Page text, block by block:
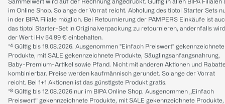
im Online Shop. Solange der Vorrat reicht. Abholung des tiptoi Starter Sets
in der BIPA Filiale möglich. Bei Retournierung der PAMPERS Einkäufe ist
das tiptoi Starter-Set in Originalverpackung zu retournieren, andernfalls wird
der Wert iHv 54.99 € einbehalten.
*⁴ Gültig bis 19.08.2026. Ausgenommen "Einfach Preiswert" gekennzeichnete
Produkte, mit SALE gekennzeichnete Produkte, Säuglingsanfangsnahrung,
Baby-Premium-Artikel sowie Pfand. Nicht mit anderen Aktionen und
kombinierbar. Preise werden kaufmännisch gerundet. Solange der Vorrat
reicht. Bei 1+1 Aktionen ist das günstigste Produkt gratis.
*⁸ Gültig bis 12.08.2026 nur im BIPA Online Shop. Ausgenommen „Einfach
Preiswert“ gekennzeichnete Produkte, mit SALE gekennzeichnete Produkte,